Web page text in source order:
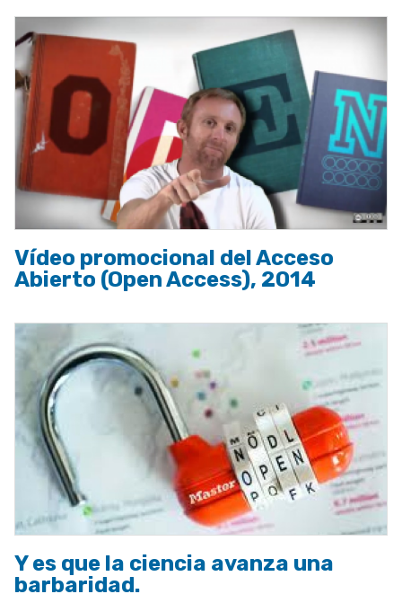
Vídeo promocional del Acceso
Abierto (Open Access), 2014
Y es que la ciencia avanza una
barbaridad.